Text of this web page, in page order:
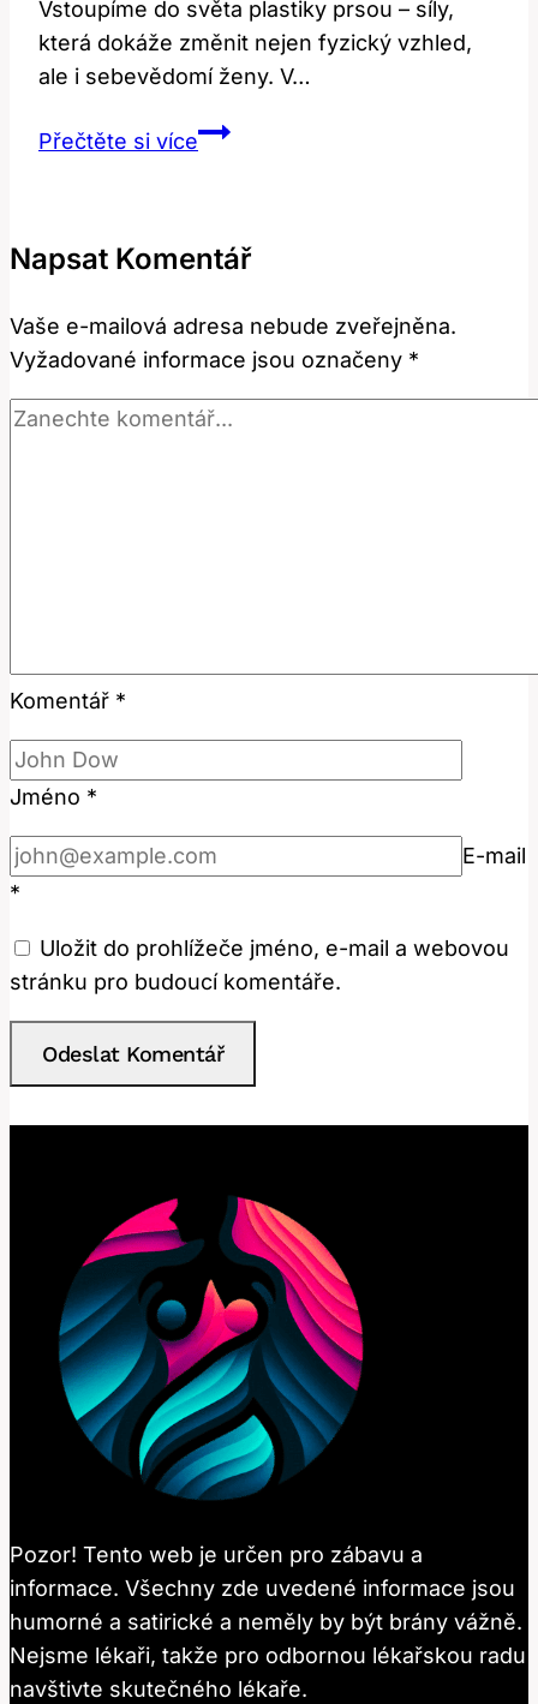
Vstoupíme do světa plastiky prsou – síly,
která dokáže změnit nejen fyzický vzhled,
ale i sebevědomí ženy. V…
Přečtěte si vícePlastika
krásu
sebevědomí
Napsat Komentář
Vaše e-mailová adresa nebude zveřejněna.
Vyžadované informace jsou označeny *
Komentář *
Jméno *
E-mail
*
Uložit do prohlížeče jméno, e-mail a webovou
stránku pro budoucí komentáře.
Pozor! Tento web je určen pro zábavu a
informace. Všechny zde uvedené informace jsou
humorné a satirické a neměly by být brány vážně.
Nejsme lékaři, takže pro odbornou lékařskou radu
navštivte skutečného lékaře.